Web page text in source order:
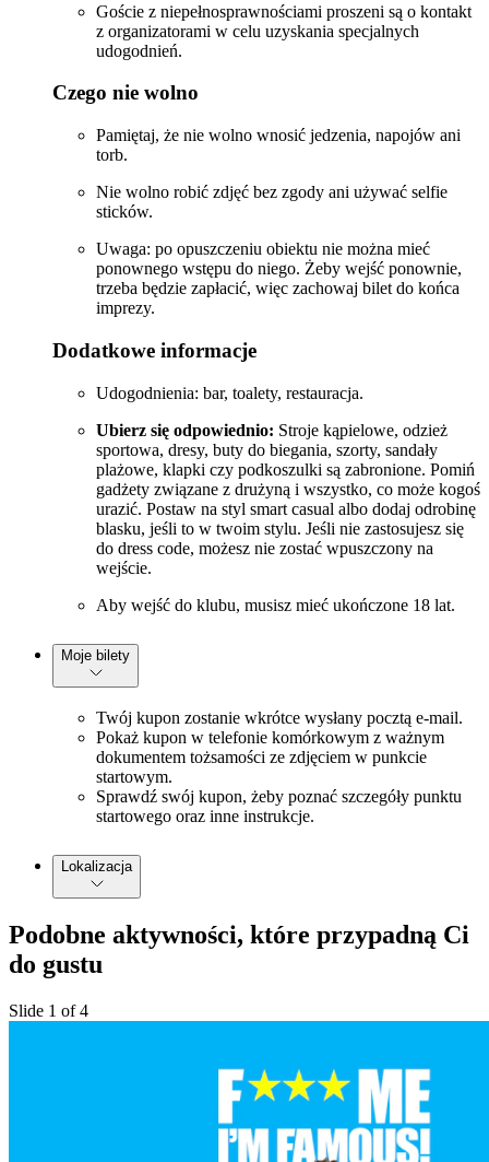
Goście z niepełnosprawnościami proszeni są o kontakt
z organizatorami w celu uzyskania specjalnych
udogodnień.
Czego nie wolno
Pamiętaj, że nie wolno wnosić jedzenia, napojów ani
torb.
Nie wolno robić zdjęć bez zgody ani używać selfie
sticków.
Uwaga: po opuszczeniu obiektu nie można mieć
ponownego wstępu do niego. Żeby wejść ponownie,
trzeba będzie zapłacić, więc zachowaj bilet do końca
imprezy.
Dodatkowe informacje
Udogodnienia: bar, toalety, restauracja.
Ubierz się odpowiednio: Stroje kąpielowe, odzież
sportowa, dresy, buty do biegania, szorty, sandały
plażowe, klapki czy podkoszulki są zabronione. Pomiń
gadżety związane z drużyną i wszystko, co może kogoś
urazić. Postaw na styl smart casual albo dodaj odrobinę
blasku, jeśli to w twoim stylu. Jeśli nie zastosujesz się
do dress code, możesz nie zostać wpuszczony na
wejście.
Aby wejść do klubu, musisz mieć ukończone 18 lat.
Moje bilety
Twój kupon zostanie wkrótce wysłany pocztą e-mail.
Pokaż kupon w telefonie komórkowym z ważnym
dokumentem tożsamości ze zdjęciem w punkcie
startowym.
Sprawdź swój kupon, żeby poznać szczegóły punktu
startowego oraz inne instrukcje.
Lokalizacja
Podobne aktywności, które przypadną Ci
do gustu
Slide 1 of 4